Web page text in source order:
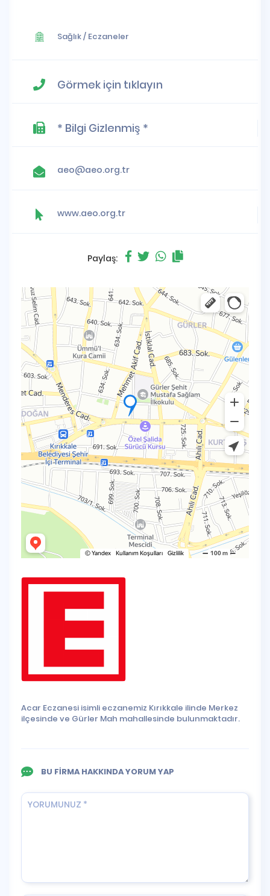
Sağlık/ Eczaneler
Görmek için tıklayın
* Bilgi Gizlenmiş *
aeo@aeo.org.tr
www.aeo.org.tr
Paylaş:
Acar Eczanesi isimli eczanemiz Kırıkkale ilinde Merkez
ilçesinde ve Gürler Mah mahallesinde bulunmaktadır.
BU FİRMA HAKKINDA YORUM YAP